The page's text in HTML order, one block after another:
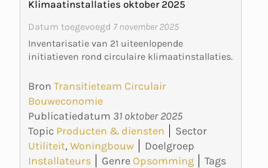
Klimaatinstallaties oktober 2025
Datum toegevoegd 7 november 2025
Inventarisatie van 21 uiteenlopende
initiatieven rond circulaire klimaatinstallaties.
Bron Transitieteam Circulair
Bouweconomie
Publicatiedatum 31 oktober 2025
Topic Producten & diensten
Sector
Utiliteit, Woningbouw
Doelgroep
Installateurs
Genre Opsomming
Tags